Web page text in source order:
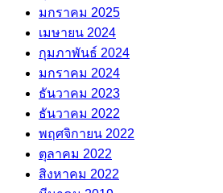
มกราคม 2025
เมษายน 2024
กุมภาพันธ์ 2024
มกราคม 2024
ธันวาคม 2023
ธันวาคม 2022
พฤศจิกายน 2022
ตุลาคม 2022
สิงหาคม 2022